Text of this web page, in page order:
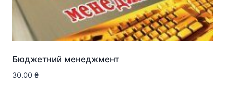
Бюджетний менеджмент
30.00 ₴